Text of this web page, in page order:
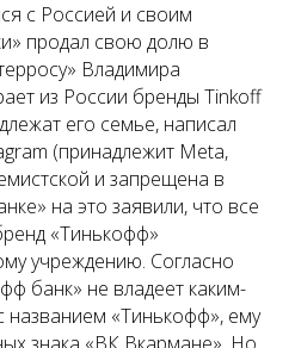
с Россией и своим
продал свою долю в
Владимира
из России бренды Tinkoff
его семье, написал
(принадлежит Meta,
и запрещена в
на это заявили, что все
«Тинькофф»
учреждению. Согласно
банк» не владеет каким-
«Тинькофф», ему